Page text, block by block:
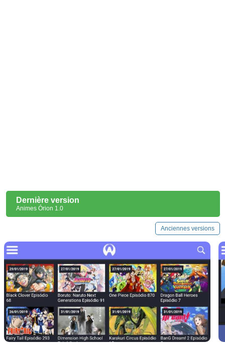
Dernière version
Animes Órion 1.0
Anciennes versions